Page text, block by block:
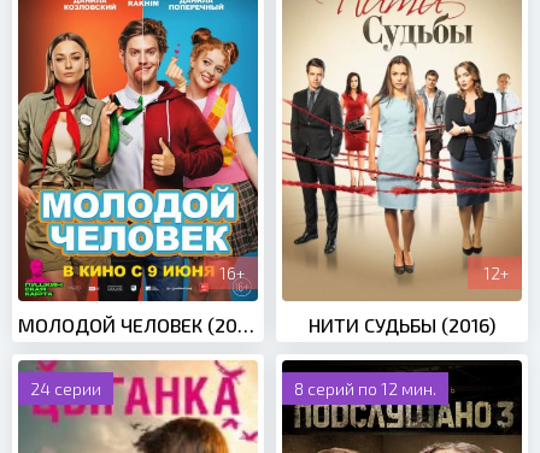
16+ 12+
НИТИ СУДЬБЫ (2016)
24 серии 8 серий по 12 мин.